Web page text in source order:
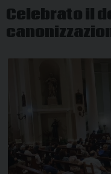
Celebrato il